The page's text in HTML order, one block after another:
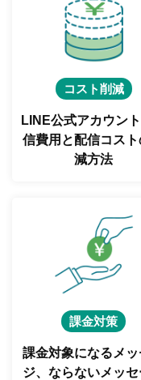
コスト削減
LINE公式アカウン
信費用と配信コスト
減方法
課金対策
課金対象になるメ
ジ、ならないメッ